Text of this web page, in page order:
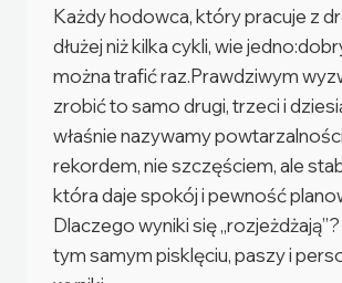
Każdy hodowca, który pracuje z
dłużej niż kilka cykli, wie
można trafić raz.Prawdziwym
zrobić to samo drugi, trzeci i
właśnie nazywamy
rekordem, nie szczęściem, ale
która daje spokój i pewność
Dlaczego wyniki się
tym samym pisklęciu, paszy i